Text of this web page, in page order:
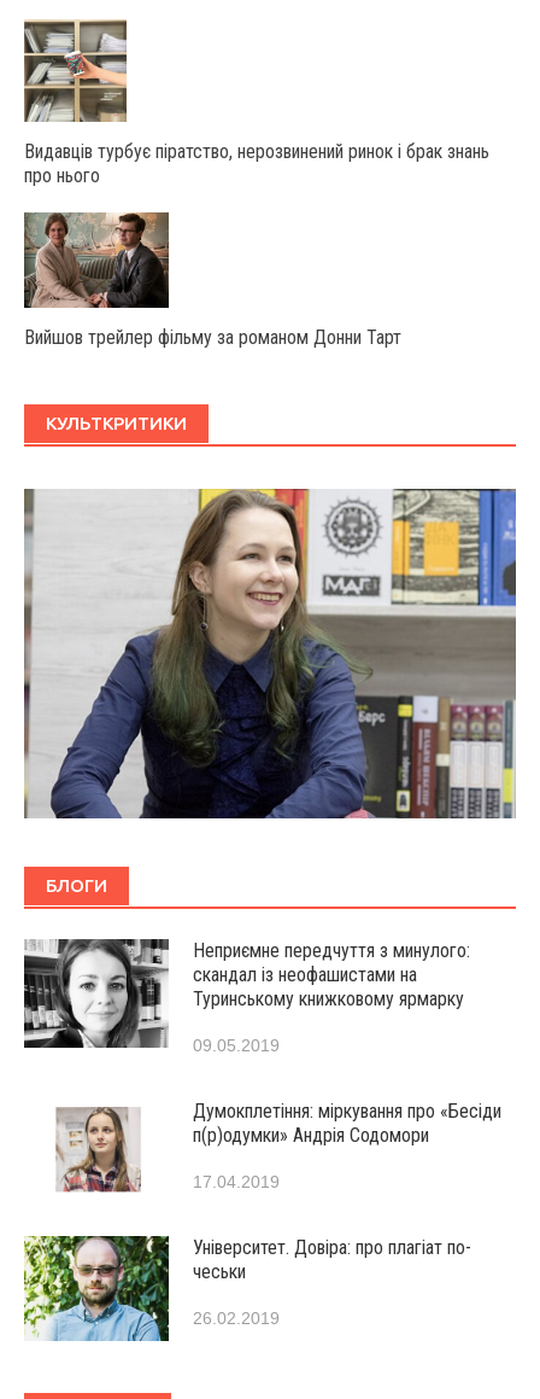
Видавців турбує піратство, нерозвинений ринок і брак знань
про нього
Вийшов трейлер фільму за романом Донни Тарт
КУЛЬТКРИТИКИ
БЛОГИ
Неприємне передчуття з минулого:
скандал із неофашистами на
Туринському книжковому ярмарку
09.05.2019
Думокплетіння: міркування про «Бесіди
п(р)одумки» Андрія Содомори
17.04.2019
Університет. Довіра: про плагіат по-
чеськи
26.02.2019